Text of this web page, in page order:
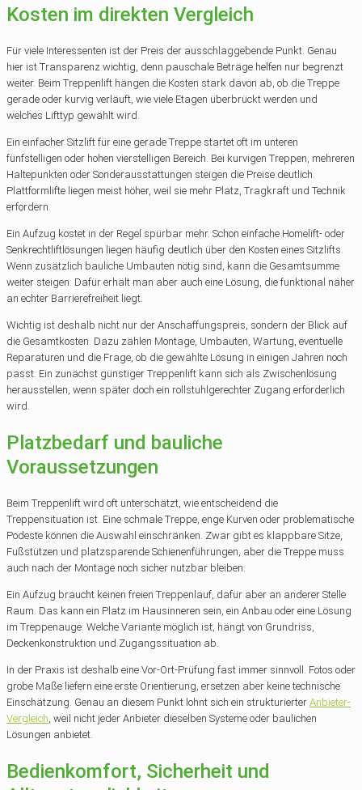
Kosten im direkten Vergleich
Für viele Interessenten ist der Preis der ausschlaggebende Punkt. Genau
hier ist Transparenz wichtig, denn pauschale Beträge helfen nur begrenzt
weiter. Beim Treppenlift hängen die Kosten stark davon ab, ob die Treppe
gerade oder kurvig verläuft, wie viele Etagen überbrückt werden und
welches Lifttyp gewählt wird.
Ein einfacher Sitzlift für eine gerade Treppe startet oft im unteren
fünfstelligen oder hohen vierstelligen Bereich. Bei kurvigen Treppen, mehreren
Haltepunkten oder Sonderausstattungen steigen die Preise deutlich.
Plattformlifte liegen meist höher, weil sie mehr Platz, Tragkraft und Technik
erfordern.
Ein Aufzug kostet in der Regel spürbar mehr. Schon einfache Homelift- oder
Senkrechtliftlösungen liegen häufig deutlich über den Kosten eines Sitzlifts.
Wenn zusätzlich bauliche Umbauten nötig sind, kann die Gesamtsumme
weiter steigen. Dafür erhält man aber auch eine Lösung, die funktional näher
an echter Barrierefreiheit liegt.
Wichtig ist deshalb nicht nur der Anschaffungspreis, sondern der Blick auf
die Gesamtkosten. Dazu zählen Montage, Umbauten, Wartung, eventuelle
Reparaturen und die Frage, ob die gewählte Lösung in einigen Jahren noch
passt. Ein zunächst günstiger Treppenlift kann sich als Zwischenlösung
herausstellen, wenn später doch ein rollstuhlgerechter Zugang erforderlich
wird.
Platzbedarf und bauliche
Voraussetzungen
Beim Treppenlift wird oft unterschätzt, wie entscheidend die
Treppensituation ist. Eine schmale Treppe, enge Kurven oder problematische
Podeste können die Auswahl einschränken. Zwar gibt es klappbare Sitze,
Fußstützen und platzsparende Schienenführungen, aber die Treppe muss
auch nach der Montage noch sicher nutzbar bleiben.
Ein Aufzug braucht keinen freien Treppenlauf, dafür aber an anderer Stelle
Raum. Das kann ein Platz im Hausinneren sein, ein Anbau oder eine Lösung
im Treppenauge. Welche Variante möglich ist, hängt von Grundriss,
Deckenkonstruktion und Zugangssituation ab.
In der Praxis ist deshalb eine Vor-Ort-Prüfung fast immer sinnvoll. Fotos oder
grobe Maße liefern eine erste Orientierung, ersetzen aber keine technische
Einschätzung. Genau an diesem Punkt lohnt sich ein strukturierter Anbieter-
Vergleich, weil nicht jeder Anbieter dieselben Systeme oder baulichen
Lösungen anbietet.
Bedienkomfort, Sicherheit und